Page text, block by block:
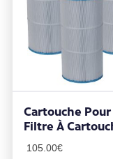
Cartouche Pour
Filtre À
10m3/h
105.00€